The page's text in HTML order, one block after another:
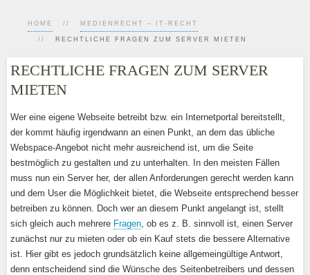
HOME MEDIENRECHT – IT-RECHT
RECHTLICHE FRAGEN ZUM SERVER MIETEN
RECHTLICHE FRAGEN ZUM SERVER
MIETEN
Wer eine eigene Webseite betreibt bzw. ein Internetportal bereitstellt,
der kommt häufig irgendwann an einen Punkt, an dem das übliche
Webspace-Angebot nicht mehr ausreichend ist, um die Seite
bestmöglich zu gestalten und zu unterhalten. In den meisten Fällen
muss nun ein Server her, der allen Anforderungen gerecht werden kann
und dem User die Möglichkeit bietet, die Webseite entsprechend besser
betreiben zu können. Doch wer an diesem Punkt angelangt ist, stellt
sich gleich auch mehrere Fragen, ob es z. B. sinnvoll ist, einen Server
zunächst nur zu mieten oder ob ein Kauf stets die bessere Alternative
ist. Hier gibt es jedoch grundsätzlich keine allgemeingültige Antwort,
denn entscheidend sind die Wünsche des Seitenbetreibers und dessen